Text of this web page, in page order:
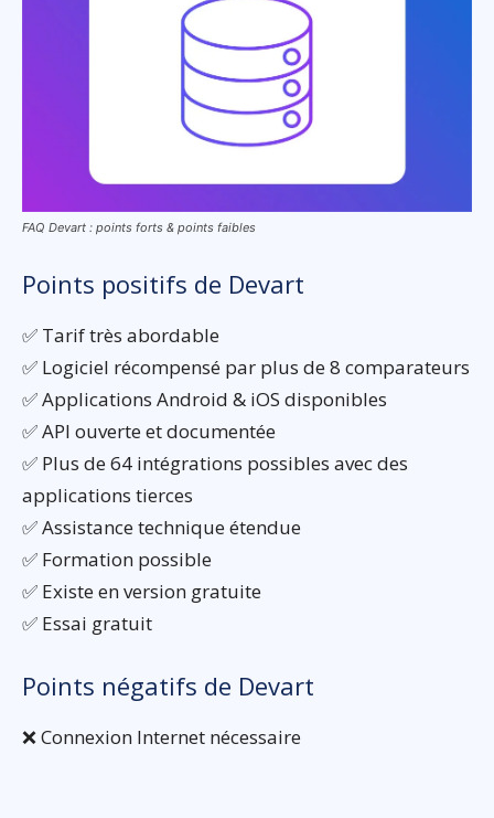
FAQ Devart : points forts & points faibles
Points positifs de Devart
✅ Tarif très abordable
✅ Logiciel récompensé par plus de 8 comparateurs
✅ Applications Android & iOS disponibles
✅ API ouverte et documentée
✅ Plus de 64 intégrations possibles avec des
applications tierces
✅ Assistance technique étendue
✅ Formation possible
✅ Existe en version gratuite
✅ Essai gratuit
Points négatifs de Devart
❌ Connexion Internet nécessaire